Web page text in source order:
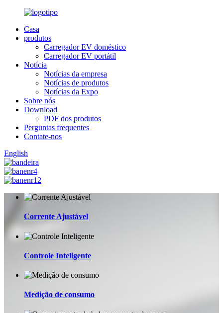
Casa
produtos
Carregador EV doméstico
Carregador EV portátil
Notícia
Notícias da empresa
Notícias de produtos
Notícias da Expo
Sobre nós
Download
PDF dos produtos
Perguntas frequentes
Contate-nos
English
Corrente Ajustável
Controle Inteligente
Medição de consumo